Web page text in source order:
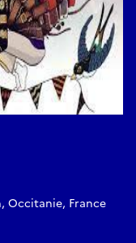
Occitanie, France